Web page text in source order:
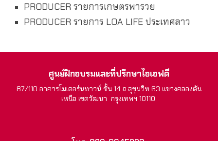
PRODUCER รายการเกษตรพารวย
PRODUCER รายการ LOA LIFE ประเทศลาว
ศูนย์ฝึกอบรมและที่ปรึกษาไอเอฟดี
87/110 อาคารโมเดอร์นทาวน์ ชั้น 14 ถ.สุขุมวิท 63 แขวงคลองตัน
เหนือ เขตวัฒนา กรุงเทพฯ 10110